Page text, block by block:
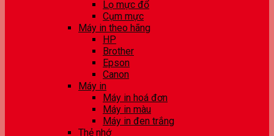
Lọ mực đổ
Cụm mực
Máy in theo hãng
HP
Brother
Epson
Canon
Máy in
Máy in hoá đơn
Máy in màu
Máy in đen trắng
Thẻ nhớ